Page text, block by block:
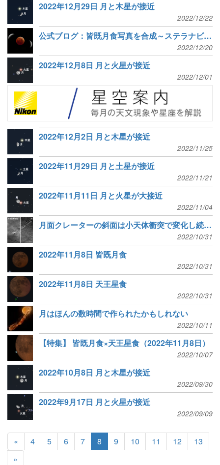
2022年12月29日 月と木星が接近
2022/12/22
公式ブログ：皆既月食写真を合成～ステラナビゲータを下絵作成に活用しよう～
2022/12/20
2022年12月8日 月と火星が接近
2022/12/01
2022年12月2日 月と木星が接近
2022/11/25
2022年11月29日 月と土星が接近
2022/11/21
2022年11月11日 月と火星が大接近
2022/11/04
月面クレーターの斜面は小天体衝突で変化し続ける
2022/10/31
2022年11月8日 皆既月食
2022/10/31
2022年11月8日 天王星食
2022/10/31
月はほんの数時間で作られたかもしれない
2022/10/11
【特集】 皆既月食×天王星食（2022年11月8日）
2022/10/07
2022年10月8日 月と木星が接近
2022/09/30
2022年9月17日 月と火星が接近
2022/09/09
« 4 5 6 7 8 9 10 11 12
13
»